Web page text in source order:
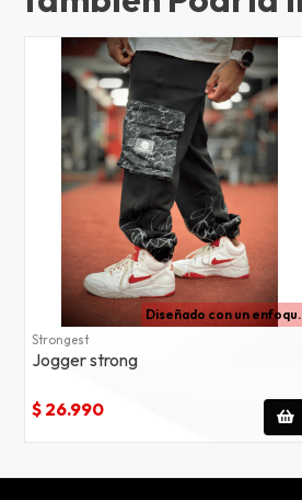
Diseñado con un enfoque
Strongest
Jogger strong
$ 26.990